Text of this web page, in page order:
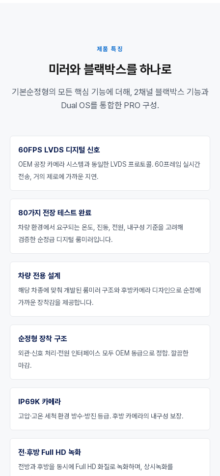
제품 특징
미러와 블랙박스를 하나로
기본순정형의 모든 핵심 기능에 더해, 2채널 블랙박스 기능과
Dual OS를 통합한 PRO 구성.
60FPS LVDS 디지털 신호
OEM 공장 카메라 시스템과 동일한 LVDS 프로토콜. 60프레임 실시간
전송, 거의 제로에 가까운 지연.
80가지 전장 테스트 완료
차량 환경에서 요구되는 온도, 진동, 전원, 내구성 기준을 고려해
검증한 순정급 디지털 룸미러입니다.
차량 전용 설계
해당 차종에 맞춰 개발된 룸미러 구조와 후방카메라 디자인으로 순정에
가까운 장착감을 제공합니다.
순정형 장착 구조
외관·신호 처리·전원 인터페이스 모두 OEM 동급으로 정합. 깔끔한
마감.
IP69K 카메라
고압·고온 세척 환경 방수·방진 등급. 후방 카메라의 내구성 보장.
전·후방 Full HD 녹화
전방과 후방을 동시에 Full HD 화질로 녹화하며, 상시녹화를